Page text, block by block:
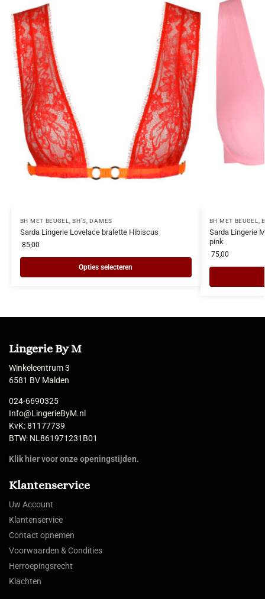
BH MET BEUGEL ,BH'S ,DAMES
Sarda Lingerie Lovelace bralette Hibiscus
85,00
Opties selecteren
BH MET BEUGEL ,
Sarda Lingerie
pink
75,00
Lingerie By M
Winkelcentrum 3
6581 BV Malden
024-6690325
Info@LingerieByM.nl
KvK: 81177739
BTW: NL861971231B01
Klik hier voor onze openingstijden.
Klantenservice
Uw Account
Klantenservice
Contact opnemen
Voorwaarden & Condities
Herroepingsrecht
Klachten